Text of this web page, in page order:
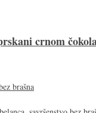
crnom
brašna